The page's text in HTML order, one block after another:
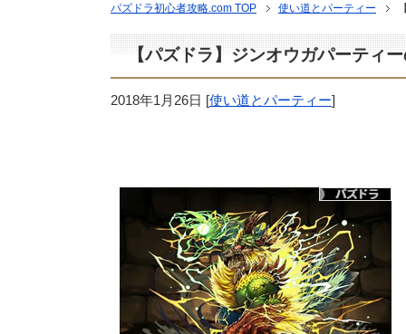
パズドラ初心者攻略.com TOP 使い道とパーティー
【パズドラ】ジンオウガパーティ
2018年1月26日 [使い道とパーティー]